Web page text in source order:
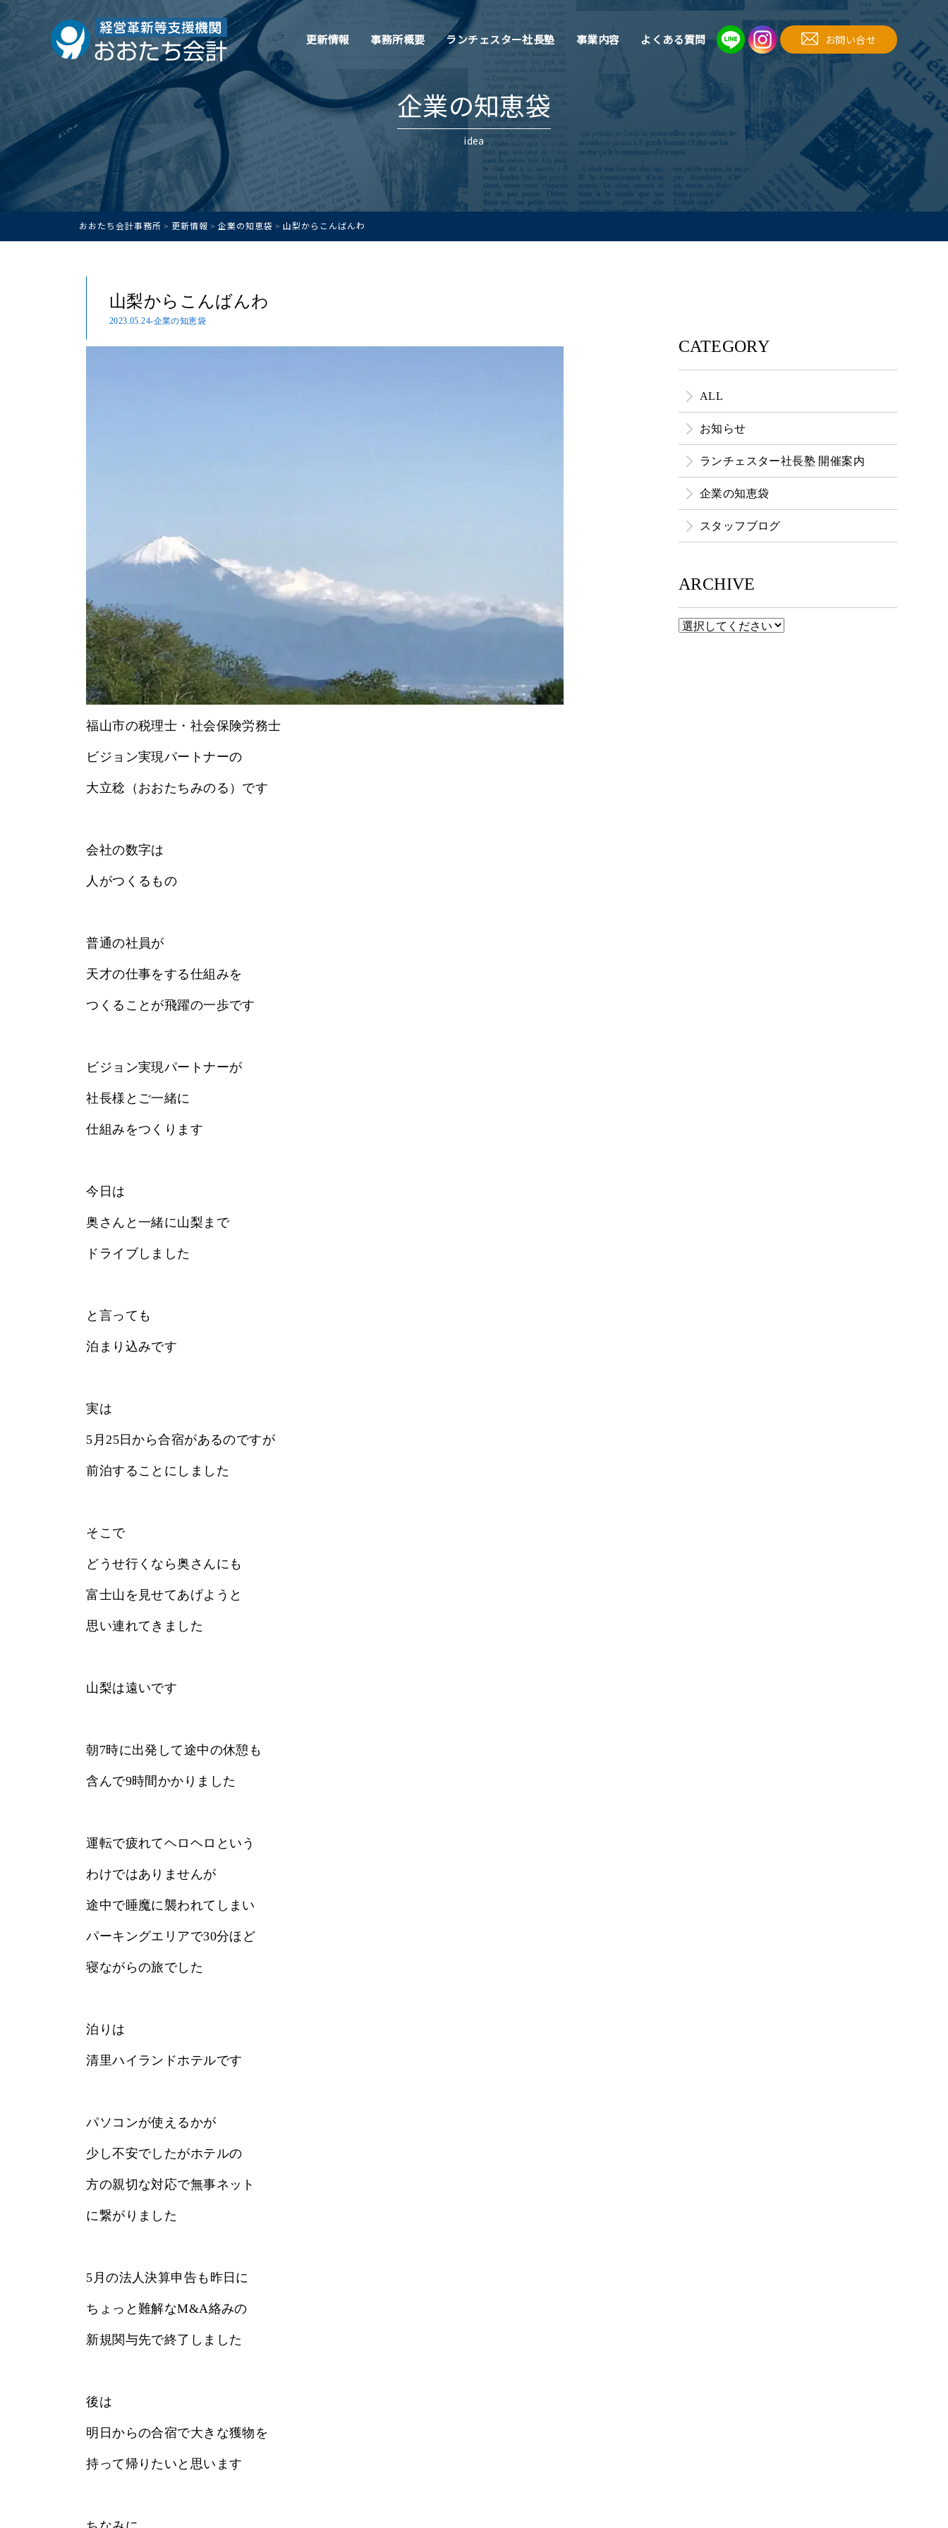
更新情報 事務所概要 ランチェスター社長塾 事業内容 よくある質問 お問い合せ
企業の知恵袋
idea
おおたち会計事務所 > 更新情報 > 企業の知恵袋 > 山梨からこんばんわ
山梨からこんばんわ
2023.05.24-企業の知恵袋
福山市の税理士・社会保険労務士
ビジョン実現パートナーの
大立稔（おおたちみのる）です
会社の数字は
人がつくるもの
普通の社員が
天才の仕事をする仕組みを
つくることが飛躍の一歩です
ビジョン実現パートナーが
社長様とご一緒に
仕組みをつくります
今日は
奥さんと一緒に山梨まで
ドライブしました
と言っても
泊まり込みです
実は
5月25日から合宿があるのですが
前泊することにしました
そこで
どうせ行くなら奥さんにも
富士山を見せてあげようと
思い連れてきました
山梨は遠いです
朝7時に出発して途中の休憩も
含んで9時間かかりました
運転で疲れてヘロヘロという
わけではありませんが
途中で睡魔に襲われてしまい
パーキングエリアで30分ほど
寝ながらの旅でした
泊りは
清里ハイランドホテルです
パソコンが使えるかが
少し不安でしたがホテルの
方の親切な対応で無事ネット
に繋がりました
5月の法人決算申告も昨日に
ちょっと難解なM&A絡みの
新規関与先で終了しました
後は
明日からの合宿で大きな獲物を
持って帰りたいと思います
CATEGORY
ALL
お知らせ
ランチェスター社長塾 開催案内
企業の知恵袋
スタッフブログ
ARCHIVE